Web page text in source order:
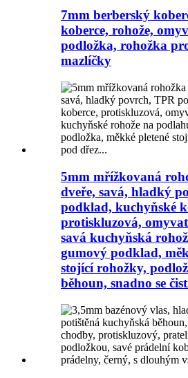
7mm berberský
koberce, rohože,
podložka, rohožka
mazlíčky
5mm mřížkovaná
dveře, savá, hladký
podklad, kuchyňské
protiskluzová,
savá kuchyňská
gumový podklad,
stojící rohožky,
běhoun, snadno se